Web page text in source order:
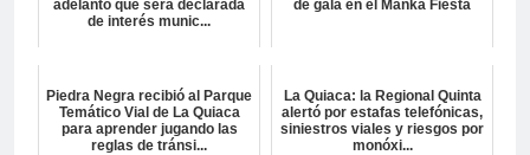
adelantó que será declarada
de interés munic...
de gala en el Manka Fiesta
Piedra Negra recibió al Parque
Temático Vial de La Quiaca
para aprender jugando las
reglas de tránsi...
La Quiaca: la Regional Quinta
alertó por estafas telefónicas,
siniestros viales y riesgos por
monóxi...